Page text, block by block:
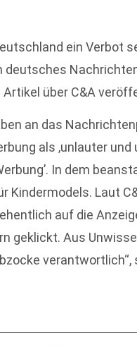
ein Verbot
deutsches
Artikel über C&A
an das
als ‚unlauter
In dem
Kindermodels. Laut
auf die
geklickt. Aus
verantwortlich“,